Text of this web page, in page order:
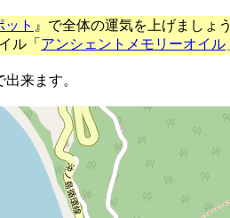
ット 』で全体の運気を上げましょ
ル「 アンシェントメモリーオイル
来ます。